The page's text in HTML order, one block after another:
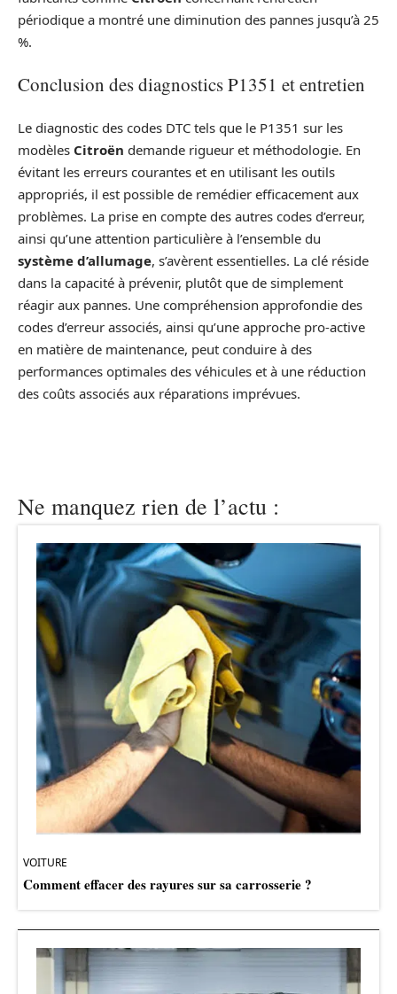
périodique a montré une diminution des pannes jusqu’à 25
%.
Conclusion des diagnostics P1351 et entretien
Le diagnostic des codes DTC tels que le P1351 sur les
modèles Citroën demande rigueur et méthodologie. En
évitant les erreurs courantes et en utilisant les outils
appropriés, il est possible de remédier efficacement aux
problèmes. La prise en compte des autres codes d’erreur,
ainsi qu’une attention particulière à l’ensemble du
système d’allumage, s’avèrent essentielles. La clé réside
dans la capacité à prévenir, plutôt que de simplement
réagir aux pannes. Une compréhension approfondie des
codes d’erreur associés, ainsi qu’une approche pro-active
en matière de maintenance, peut conduire à des
performances optimales des véhicules et à une réduction
des coûts associés aux réparations imprévues.
Ne manquez rien de l’actu :
VOITURE
Comment effacer des rayures sur sa carrosserie ?